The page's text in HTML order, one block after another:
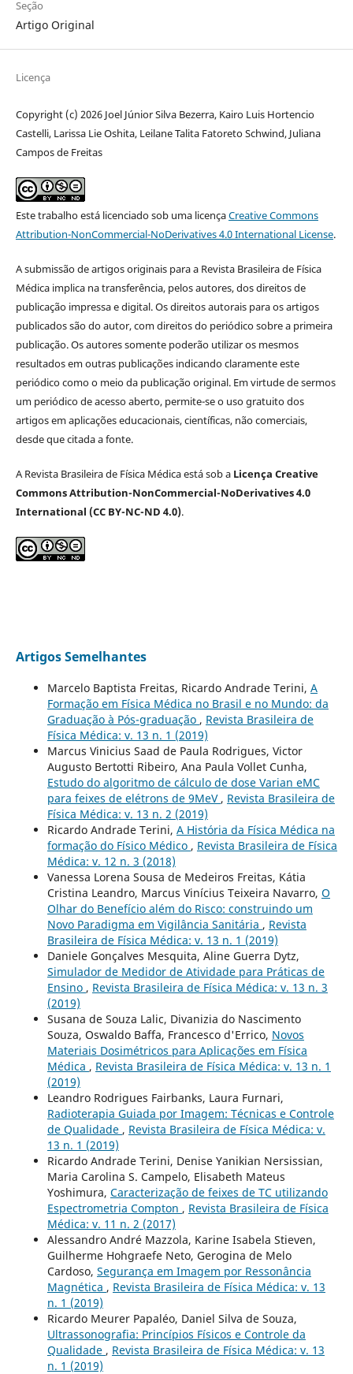
Seção
Artigo Original
Licença
Copyright (c) 2026 Joel Júnior Silva Bezerra, Kairo Luis Hortencio
Castelli, Larissa Lie Oshita, Leilane Talita Fatoreto Schwind, Juliana
Campos de Freitas
Este trabalho está licenciado sob uma licençaCreative Commons
Attribution-NonCommercial-NoDerivatives 4.0 International License.
A submissão de artigos originais para a Revista Brasileira de Física
Médica implica na transferência, pelos autores, dos direitos de
publicação impressa e digital. Os direitos autorais para os artigos
publicados são do autor, com direitos do periódico sobre a primeira
publicação. Os autores somente poderão utilizar os mesmos
resultados em outras publicações indicando claramente este
periódico como o meio da publicação original. Em virtude de sermos
um periódico de acesso aberto, permite-se o uso gratuito dos
artigos em aplicações educacionais, científicas, não comerciais,
desde que citada a fonte.
A Revista Brasileira de Física Médica está sob a Licença Creative
Commons Attribution-NonCommercial-NoDerivatives 4.0
International (CC BY-NC-ND 4.0).
Artigos Semelhantes
Marcelo Baptista Freitas, Ricardo Andrade Terini, A
Formação em Física Médica no Brasil e no Mundo: da
Graduação à Pós-graduação , Revista Brasileira de
Física Médica: v. 13 n. 1 (2019)
Marcus Vinicius Saad de Paula Rodrigues, Victor
Augusto Bertotti Ribeiro, Ana Paula Vollet Cunha,
Estudo do algoritmo de cálculo de dose Varian eMC
para feixes de elétrons de 9MeV , Revista Brasileira de
Física Médica: v. 13 n. 2 (2019)
Ricardo Andrade Terini, A História da Física Médica na
formação do Físico Médico , Revista Brasileira de Física
Médica: v. 12 n. 3 (2018)
Vanessa Lorena Sousa de Medeiros Freitas, Kátia
Cristina Leandro, Marcus Vinícius Teixeira Navarro, O
Olhar do Benefício além do Risco: construindo um
Novo Paradigma em Vigilância Sanitária , Revista
Brasileira de Física Médica: v. 13 n. 1 (2019)
Daniele Gonçalves Mesquita, Aline Guerra Dytz,
Simulador de Medidor de Atividade para Práticas de
Ensino , Revista Brasileira de Física Médica: v. 13 n. 3
(2019)
Susana de Souza Lalic, Divanizia do Nascimento
Souza, Oswaldo Baffa, Francesco d'Errico, Novos
Materiais Dosimétricos para Aplicações em Física
Médica , Revista Brasileira de Física Médica: v. 13 n. 1
(2019)
Leandro Rodrigues Fairbanks, Laura Furnari,
Radioterapia Guiada por Imagem: Técnicas e Controle
de Qualidade , Revista Brasileira de Física Médica: v.
13 n. 1 (2019)
Ricardo Andrade Terini, Denise Yanikian Nersissian,
Maria Carolina S. Campelo, Elisabeth Mateus
Yoshimura, Caracterização de feixes de TC utilizando
Espectrometria Compton , Revista Brasileira de Física
Médica: v. 11 n. 2 (2017)
Alessandro André Mazzola, Karine Isabela Stieven,
Guilherme Hohgraefe Neto, Gerogina de Melo
Cardoso, Segurança em Imagem por Ressonância
Magnética , Revista Brasileira de Física Médica: v. 13
n. 1 (2019)
Ricardo Meurer Papaléo, Daniel Silva de Souza,
Ultrassonografia: Princípios Físicos e Controle da
Qualidade , Revista Brasileira de Física Médica: v. 13
n. 1 (2019)